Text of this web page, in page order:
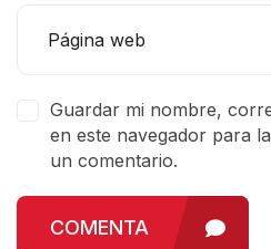
Guardar mi nombre,
en este navegador para
un comentario.
COMENTA